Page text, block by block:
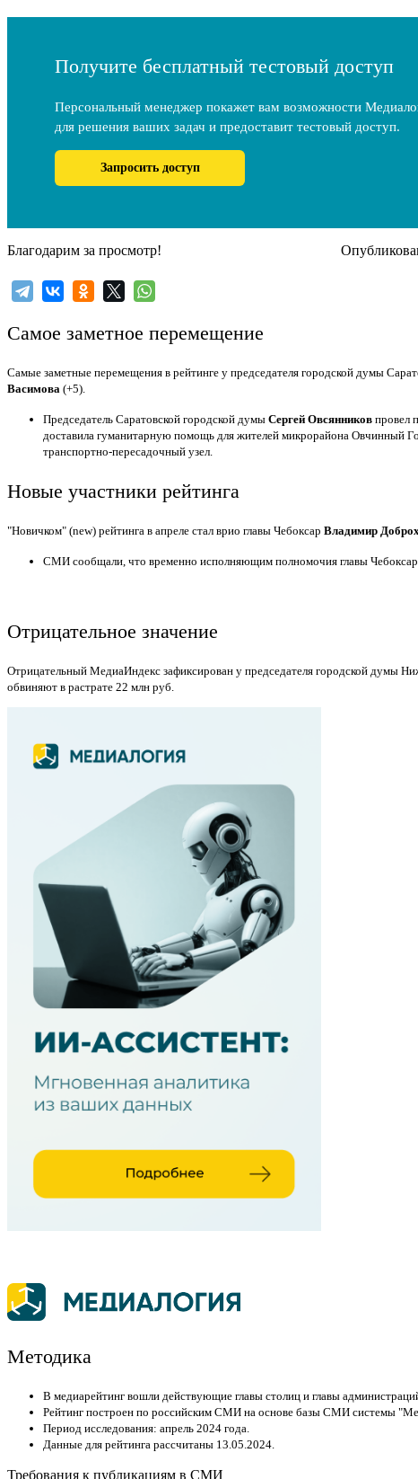
Получите бесплатный тестовый доступ
Персональный менеджер покажет вам возможности
для решения ваших задач и предоставит тестовый доступ.
Запросить доступ
Благодарим за просмотр!
Самое заметное перемещение
Самые заметные перемещения в рейтинге у председателя городской думы
Васимова (+5).
Председатель Саратовской городской думы Сергей Овсянников провел
доставила гуманитарную помощь для жителей микрорайона Овчинный
транспортно-пересадочный узел.
Новые участники рейтинга
"Новичком" (new) рейтинга в апреле стал врио главы Чебоксар Владимир
СМИ сообщали, что временно исполняющим полномочия главы Чебоксар
Отрицательное значение
Отрицательный МедиаИндекс зафиксирован у председателя городской думы
обвиняют в растрате 22 млн руб.
Методика
В медиарейтинг вошли действующие главы столиц и главы
Рейтинг построен по российским СМИ на основе базы СМИ системы
Период исследования: апрель 2024 года.
Данные для рейтинга рассчитаны 13.05.2024.
Требования к публикациям в СМИ